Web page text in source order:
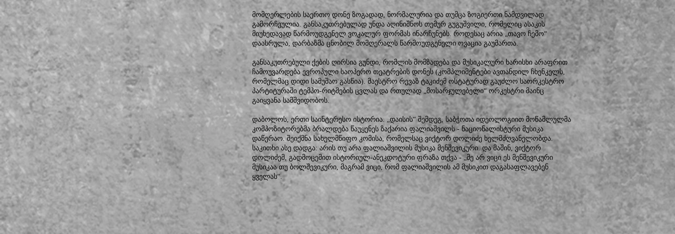
მომღერლების საერთო დონე ზოგადად, ნორმალურია და თუმცა ზოგიერთი ნამდვილად
გამორჩეულია. განსაკუთრებულად უნდა აღინიშნოს თემურ გუგუშვილი, რომელიც ასაკის
მიუხედავად წარმოუდგენელ ვოკალურ ფორმას ინარჩუნებს. როდესაც არია „თავო ჩემო“
დაასრულა, დარბაზმა ცნობილ მომღერალს წარმოუდგენელი ოვაცია გაუმართა.
განსაკუთრებული ქების ღირსია გუნდი, რომლის მომზადება და მუსიკალური ხარისხი არაფრით
ჩამოუვარდება ევროპული საოპერო თეატრების დონეს (კომპლიმენტები ავთანდილ ჩხენკელს,
რომელმაც დიდი სამუშაო გასწია). მაესტრო რევაზ ტაკიძემ ოსტატურად გაუძლო საორკესტრო
პარტიტურაში ტემპო-რიტმების ცვლას და რთულად „მოსარჯულებელი“ ორკესტრი მაინც
გაიყვანა სამშვიდობოს.
დაბოლოს, ერთი საინტერესო ისტორია. „დაისის“ შემდეგ, საბჭოთა იდეოლოგიით მოწამლულმა
კომპოზიტორებმა ბრალდება წაუყენეს ზაქარია ფალიაშვილს - ნაციონალისტური მუსიკა
დაწერაო. შეიქმნა სახელმწიფო კომისა, რომელსაც ვიქტორ დოლიძე ხელმძღვანელობდა.
საკითხი ასე დადგა: არის თუ არა ფალიაშვილის მუსიკა მენშევიკური. და მაშინ, ვიქტორ
დოლიძემ, გადმოცემით ისტორიულ-ანეკდოტური ფრაზა თქვა - „მე არ ვიცი ეს მენშევიკური
მუსიკაა თუ ბოლშევიკური, მაგრამ ვიცი, რომ ფალიაშვილის ამ მუსიკით დაგასაფლავებენ
ყველას“.